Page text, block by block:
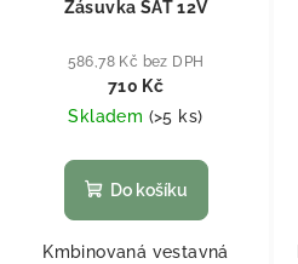
Zásuvka SAT 12V
586,78 Kč bez DPH
710 Kč
Skladem (>5 ks)
Do košíku
Kmbinovaná vestavná